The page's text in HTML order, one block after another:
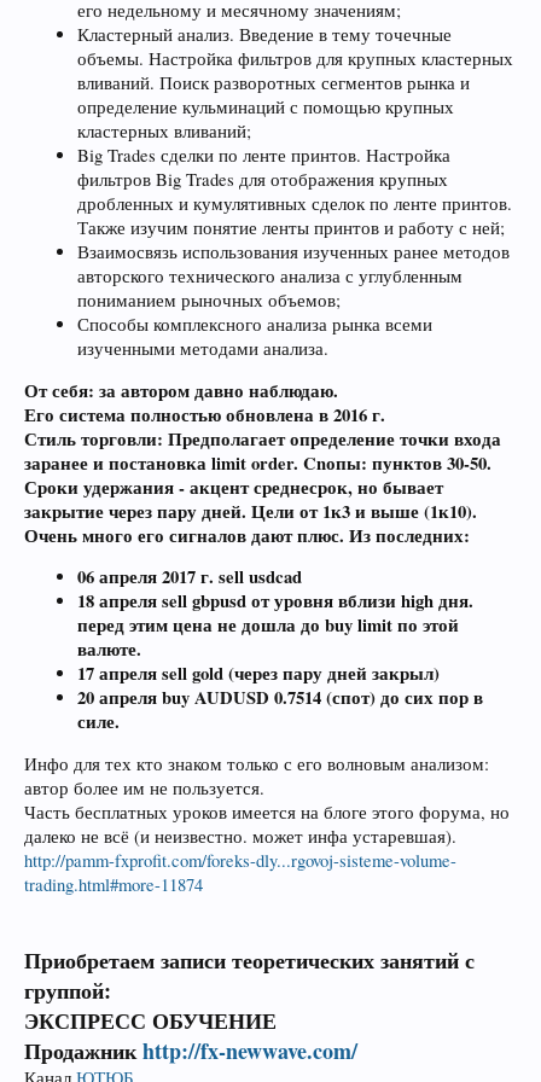
его недельному и месячному значениям;
Кластерный анализ. Введение в тему точечные
объемы. Настройка фильтров для крупных кластерных
вливаний. Поиск разворотных сегментов рынка и
определение кульминаций с помощью крупных
кластерных вливаний;
Big Trades сделки по ленте принтов. Настройка
фильтров Big Trades для отображения крупных
дробленных и кумулятивных сделок по ленте принтов.
Также изучим понятие ленты принтов и работу с ней;
Взаимосвязь использования изученных ранее методов
авторского технического анализа с углубленным
пониманием рыночных объемов;
Способы комплексного анализа рынка всеми
изученными методами анализа.
От себя: за автором давно наблюдаю.
Его система полностью обновлена в 2016 г.
Стиль торговли: Предполагает определение точки входа
заранее и постановка limit order. Cnопы: пунктов 30-50.
Сроки удержания - акцент среднесрок, но бывает
закрытие через пару дней. Цели от 1к3 и выше (1к10).
Очень много его сигналов дают плюс. Из последних:
06 апреля 2017 г. sell usdcad
18 апреля sell gbpusd от уровня вблизи high дня.
перед этим цена не дошла до buy limit по этой
валюте.
17 апреля sell gold (через пару дней закрыл)
20 апреля buy AUDUSD 0.7514 (спот) до сих пор в
силе.
Инфо для тех кто знаком только с его волновым анализом:
автор более им не пользуется.
Часть бесплатных уроков имеется на блоге этого форума, но
далеко не всё (и неизвестно. может инфа устаревшая).
http://pamm-fxprofit.com/foreks-dly...rgovoj-sisteme-volume-
trading.html#more-11874
Приобретаем записи теоретических занятий с
группой:
ЭКСПРЕСС ОБУЧЕНИЕ
Продажникhttp://fx-newwave.com/